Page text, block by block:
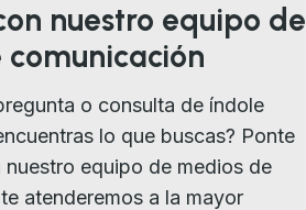
nuestro equipo de
o consulta de índole
lo que buscas? Ponte
equipo de medios de
atenderemos a la mayor